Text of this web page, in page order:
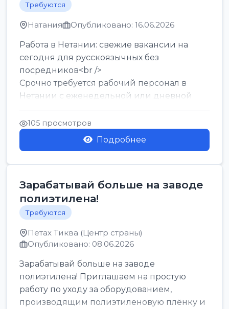
Требуются
Натания Опубликовано: 16.06.2026
Работа в Нетании: свежие вакансии на
сегодня для русскоязычных без
посредников<br />
Срочно требуется рабочий персонал в
Нетании с еженедельной или дневной
оплатой<br />
Свежие вакансии в Нетании дл...
105 просмотров
Подробнее
Зарабатывай больше на заводе
полиэтилена!
Требуются
Петах Тиква (Центр страны)
Опубликовано: 08.06.2026
Зарабатывай больше на заводе
полиэтилена! Приглашаем на простую
работу по уходу за оборудованием,
производящим полиэтиленовую плёнку и